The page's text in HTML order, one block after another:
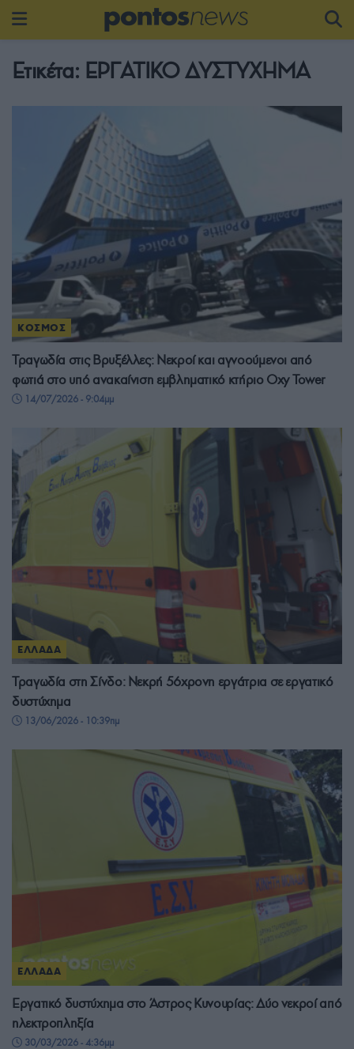
Ετικέτα: ΕΡΓΑΤΙΚΟ ΔΥΣΤΥΧΗΜΑ
ΚΟΣΜΟΣ
Τραγωδία στις Βρυξέλλες: Νεκροί και αγνοούμενοι από
φωτιά στο υπό ανακαίνιση εμβληματικό κτήριο Oxy Tower
14/07/2026 - 9:04μμ
ΕΛΛΑΔΑ
Τραγωδία στη Σίνδο: Νεκρή 56χρονη εργάτρια σε εργατικό
δυστύχημα
13/06/2026 - 10:39πμ
ΕΛΛΑΔΑ
Εργατικό δυστύχημα στο Άστρος Κυνουρίας: Δύο νεκροί από
ηλεκτροπληξία
30/03/2026 - 4:36μμ